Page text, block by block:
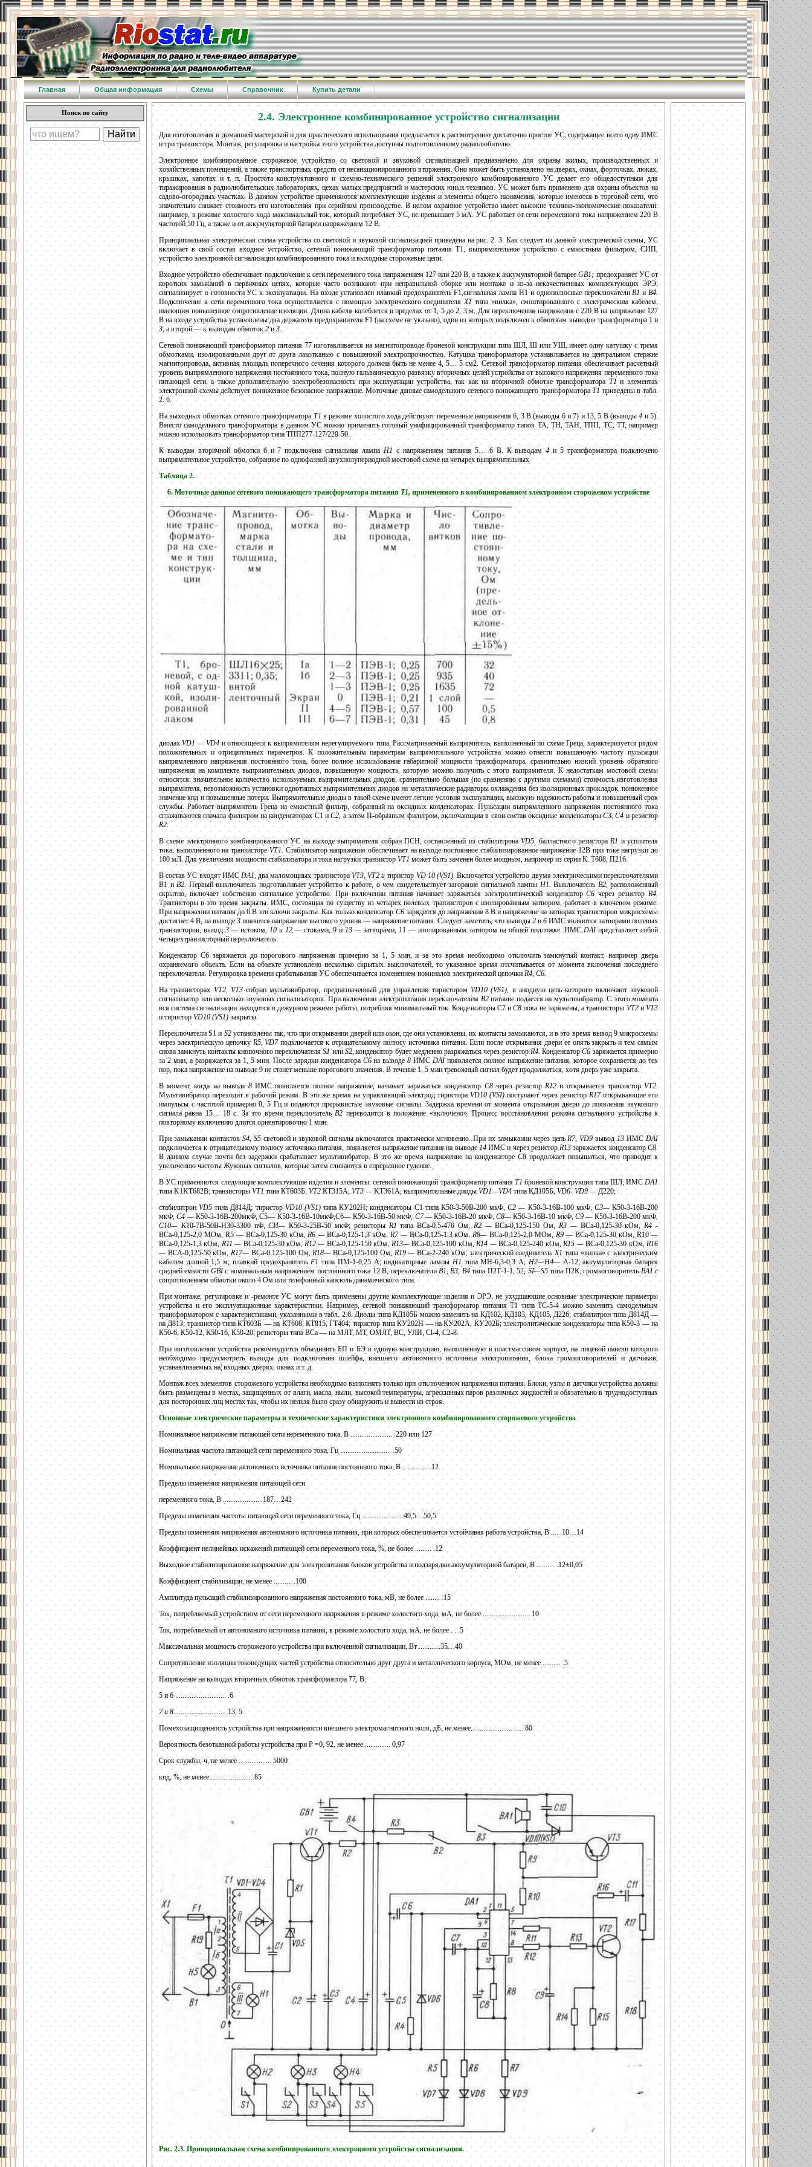
Главная Общая информация Схемы Справочник Купить детали
Поиск по сайту 2.4. Электронное комбинированное устройство сигнализации
Для изготовления в домашней мастерской и для практического использования предлагается к рассмотрению достаточно простое УС, содержащее всего одну ИМС
и три транзистора. Монтаж, регулировка и настройка этого устройства доступны подготовленному радиолюбителю.
Электронное комбинированное сторожевое устройство со световой и звуковой сигнализацией предназначено для охраны жилых, производственных и
хозяйственных помещений, а также транспортных средств от несанкционированного вторжения. Оно может быть установлено на дверях, окнах, форточках, люках,
крышках, капотах и т. п. Простота конструктивного и схемно-технического решений электронного комбинированного УС делает его общедоступным для
тиражирования в радиолюбительских лабораториях, цехах малых предприятий и мастерских юных техников. УС может быть применено для охраны объектов на
садово-огородных участках. В данном устройстве применяются комплектующие изделия и элементы общего назначения, которые имеются в торговой сети, что
значительно снижает стоимость его изготовления при серийном производстве. В целом охранное устройство имеет высокие технико-экономические показатели:
например, в режиме холостого хода максимальный ток, который потребляет УС, не превышает 5 мА. УС работает от сети переменного тока напряжением 220 В
частотой 50 Гц, а также и от аккумуляторной батареи напряжением 12 В.
Принципиальная электрическая схема устройства со световой и звуковой сигнализацией приведена на рис. 2. 3. Как следует из данной электрической схемы, УС
включает в свой состав входное устройство, сетевой понижающий трансформатор питания Т1, выпрямительное устройство с емкостным фильтром, СИП,
устройство электронной сигнализации комбинированного тока и выходные сторожевые цепи.
Входное устройство обеспечивает подключение к сети переменного тока напряжением 127 или 220 В, а также к аккумуляторной батарееGB1; предохраняет УС от
коротких замыканий в первичных цепях, которые часто возникают при неправильной сборке или монтаже и из-за некачественных комплектующих ЭРЭ;
сигнализирует о готовности УС к эксплуатации. На входе установлен плавкий предохранитель F1,сигнальная лампа Н1 и однополюсные переключателиВ1иВ4.
Подключение к сети переменного тока осуществляется с помощью электрического соединителяX1 типа «вилка», смонтированного с электрическим кабелем,
имеющим повышенное сопротивление изоляции. Длина кабеля колеблется в пределах от 1, 5 до 2, 3 м. Для переключения напряжения с 220 В на напряжение 127
В на входе устройства установлены два держателя предохранителя F1 (на схеме не указано), один из которых подключен к обмоткам выводов трансформатора 1 и
3, а второй — к выводам обмоток 2 и 3.
Сетевой понижающий трансформатор питания 77 изготавливается на магнитопроводе броневой конструкции типа ШЛ, Ш или УШ, имеет одну катушку с тремя
обмотками, изолированными друг от друга лакотканью с повышенной электропрочностью. Катушка трансформатора устанавливается на центральном стержне
магнитопровода, активная площадь поперечного сечения которого должна быть не менее 4, 5… 5 см2. Сетевой трансформатор питания обеспечивает расчетный
уровень выпрямленного напряжения постоянного тока, полную гальваническую развязку вторичных цепей устройства от высокого напряжения переменного тока
питающей сети, а также дополнительную электробезопасность при эксплуатации устройства, так как на вторичной обмотке трансформатора Т1 и элементах
электронной схемы действует пониженное безопасное напряжение. Моточные данные самодельного сетевого понижающего трансформатораТ1 приведены в табл.
2. 6.
На выходных обмотках сетевого трансформатора Т1в режиме холостого хода действуют переменные напряжения 6, 3 В (выводы 6 и 7) и 13, 5 В (выводы4 и 5).
Вместо самодельного трансформатора в данном УС можно применить готовый унифицированный трансформатор типов ТА, ТН, ТАН, ТПП, ТС, ТТ, например
можно использовать трансформатор типа ТПП277-127/220-50.
К выводам вторичной обмотки б и 7 подключена сигнальная лампаH1 с напряжением питания 5… 6 В. К выводам4 и 5 трансформатора подключено
выпрямительное устройство, собранное по однофазной двухполупериодной мостовой схеме на четырех выпрямительных
Таблица 2.
6. Моточные данные сетевого понижающего трансформатора питания Т1, примененного в комбинированном электронном сторожевом устройстве
диодахVD1 — VD4и относящееся к выпрямителям нерегулируемого типа. Рассматриваемый выпрямитель, выполненный по схеме Греца, характеризуется рядом
положительных и отрицательных параметров. К положительным параметрам выпрямительного устройства можно отнести повышенную частоту пульсации
выпрямленного напряжения постоянного тока, более полное использование габаритной мощности трансформатора, сравнительно низкий уровень обратного
напряжения на комплекте выпрямительных диодов, повышенную мощность, которую можно получить с этого выпрямителя. К недостаткам мостовой схемы
относятся: значительное количество используемых выпрямительных диодов, сравнительно большая (по сравнению с другими схемами) стоимость изготовления
выпрямителя, невозможность установки однотипных выпрямительных диодов на металлические радиаторы охлаждения без изоляционных прокладок, пониженное
значение кпд и повышенные потери. Выпрямительные диоды в такой схеме имеют легкие условия эксплуатации, высокую надежность работы и повышенный срок
службы. Работает выпрямитель Греца на емкостный фильтр, собранный на оксидных конденсаторах. Пульсации выпрямленного напряжения постоянного тока
сглаживаются сначала фильтром на конденсаторах С1 иС2,а затем П-образпым фильтром, включающим в свои состав оксидные конденсаторыСЗ, С4 и резистор
R2.
В схеме электронного комбинированного УС на выходе выпрямителя собран ПСН, составленный из стабилитронаVD5. балластного резистораR1 и усилителя
тока, выполненного на транзистореVT1. Стабилизатор напряжения обеспечивает на выходе постоянное стабилизированное напряжение 12В при токе нагрузки до
100 мЛ. Для увеличения мощности стабилизатора и тока нагрузки транзистор VT1 может быть заменен более мощным, например из серии К. Т608, П216.
В состав УС входят ИМС DA1, два маломощных транзистораVT3, VT2 и тиристор VD 10 (VS1). Включается устройство двумя электрическими переключателями
B1 и В2.Первый выключатель подготавливает устройство к работе, о чем свидетельствует загорание сигнальной лампы H1. Выключатель В2,расположенный
скрытно, включает собственно сигнальное устройство. При включении питания начинает заряжаться электролитический конденсаторС6 через резисторR4.
Транзисторы в это время закрыты. ИМС, состоящая по существу из четырех полевых транзисторов с изолированным затвором, работает в ключевом режиме.
При напряжении питания до 6 В эти ключи закрыты. Как только конденсатор С6зарядится до напряжения 8 В и напряжение на затворах транзисторов микросхемы
достигнет 4 В, на выводе 3 появится напряжение высокого уровня — напряжение питания. Следует заметить, что выводы 2 и 6 ИМС являются затворами полевых
транзисторов, вывод 3 —истоком,10 и 12 —стоками, 9 и 13 —затворами, 11 — изолированным затвором на общей подложке. ИМСDAIпредставляет собой
четырехтранзисторный переключатель.
Конденсатор С6 заряжается до порогового напряжения примерно за 1, 5 мин, и за это время необходимо отключить замкнутый контакт, например дверь
охраняемого объекта. Если на объекте установлено несколько скрытых выключателей, то указанное время отсчитывается от момента включения последнего
переключателя. Регулировка времени срабатывания УС обеспечивается изменением номиналов электрической цепочки R4, С6.
На транзисторах VT2, VT3собран мультивибратор, предназначенный для управления тиристором VD10 (VS1), в анодную цепь которого включают звуковой
сигнализатор или несколько звуковых сигнализаторов. При включении электропитания переключателем В2питание подается на мультивибратор. С этого момента
вся система сигнализации находится в дежурном режиме работы, потребляя минимальный ток. Конденсаторы С7 иС8 пока не заряжены, а транзисторыVT2иVT3
и тиристор VD10 (VS1)закрыты.
Переключатели S1 и S2установлены так, что при открывании дверей или окон, где они установлены, их контакты замыкаются, и в это время вывод 9 микросхемы
через электрическую цепочку R5, VD7подключается к отрицательному полюсу источника питания. Если после открывания двери ее опять закрыть и тем самым
снова замкнуть контакты кнопочного переключателяS1 или S2,конденсатор будет медленно разряжаться через резисторR4. КонденсаторС6 заряжается примерно
за 2 мин, а разряжается за 1, 5 мин. После зарядки конденсатора С6на выводе8 ИМС DAIпоявляется полное напряжение питания, которое сохраняется до тех
пор, пока напряжение на выводе 9 не станет меньше порогового значения. В течение 1, 5 мин тревожный сигнал будет продолжаться, хотя дверь уже закрыта.
В момент, когда на выводе 8 ИМС появляется полное напряжение, начинает заряжаться конденсатор С8через резисторR12 и открывается транзисторVT2.
Мультивибратор переходит в рабочий режим. В это же время на управляющий электрод тиристора VD10 (VSI)поступают через резисторR17открывающие его
импульсы с частотой примерно 0, 5 Гц и подаются прерывистые звуковые сигналы. Задержка времени от момента открывания двери до появления звукового
сигнала равна 15… 18 с. За это время переключательВ2 переводится в положение «включено». Процесс восстановления режима сигнального устройства к
повторному включению длится ориентировочно 1 мин.
При замыкании контактов S4, S5световой и звуковой сигналы включаются практически мгновенно. При их замыкании через цепьR7, VD9 вывод13 ИМСDAI
подключается к отрицательному полюсу источника питания, появляется напряжение питания на выводе 14ИМС и через резисторR13 заряжается конденсаторС8.
В данном случае почти без задержки срабатывает мультивибратор. В это же время напряжение на конденсаторе С8 продолжает повышаться, что приводит к
увеличению частоты Жуковых сигналов, которые затем сливаются в епрерывное гудение.
В УС применяются следующие комплектующие изделия и элементы: сетевой понижающий трансформатор питания Т1 броневой конструкции типа ШЛ; ИМС DA1
типа K1KТ682B; транзисторы VT1 тина КТ603Б,VT2 КТ315А, VT3 — KT361A; выпрямительные диоды VD1—VD4 типа КД105Б, VD6- VD9 —Д220;
стабилитронVD5 тина Д814Д; тиристор VD10 (VS1)типа КУ202Н; конденсаторы С1 типа К50-3-50В-200 мкФ,С2 — К50-3-16В-100 мкФ, СЗ—К50-3-16В-200
мкФ,С4 —К50-3-16В-200мкФ, С5— К50-3-16В-10мкФ,С6— К50-3-16В-50 мкФ,С7 —К50-3-16В-20 мкФ,С8— К50-3-16В-10 мкФ,С9 — К50-3-16В-200 мкФ,
С10— К10-7В-50В-Н30-3300 пФ,СИ— К50-3-25В-50 мкФ; резисторы R1 типа ВСа-0.5-470 Ом, R2 —ВСа-0,125-150 Ом,R3 —ВСа-0,125-30 кОм,R4 -
ВСа-0,125-2,0 МОм, R5 — ВСа-0,125-30 кОм, R6 —ВСа-0,125-1,3 кОм,R7 —ВСа-0,125-1,3 кОм,R8— ВСа-0,125-2,0 МОм,R9 —ВСа-0,125-30 кОм, R10—
ВСа-0,125-1,3 кОм, R11 — ВСа-0,125-30 кОм, R12 — ВСа-0,125-150 кОм, R13—ВСа-0,125-100 кОм,R14 —ВСа-0,125-240 кОм,R15 —ВСа-0,125-30 кОм,R16
—ВСА-0,125-50 кОм,R17— ВСа-0,125-100 Ом,R18—ВСа-0,125-100 Ом, R19 — ВСа-2-240 кОм; электрический соединительX1типа «вилка» с электрическим
кабелем длиной 1,5 м; плавкий предохранительF1 типа ПМ-1-0,25 А; индикаторные лампы H1 типа МН-6,3-0,3 А, Н2—Н4—А-12; аккумуляторная батарея
средней емкости GBIс номинальным напряжением постоянного тока 12 В; переключателиВ1, ВЗ, В4типа П2Т-1-1, 52, SI—S5типа П2К; громкоговорительВА1 с
сопротивлением обмотки около 4 Ом или телефонный капсюль динамического типа.
При монтаже, регулировке и -ремонте УС могут быть применены другие комплектующие изделия и ЭРЭ, не ухудшающие основные электрические параметры
устройства и его эксплуатационные характеристики. Например, сетевой понижающий трансформатор питания T1 типа ТС-5-4 можно заменить самодельным
трансформатором с характеристиками, указанными в табл. 2.6. Диоды типа КД105Б можно заменить на КД102, КД103, КД105, Д226; стабилитрон типа Д814Д —
на Д813; транзистор типа КТ603Б — на КТ608, КТ815, ГТ404; тиристор типа КУ202Н — на КУ202А, КУ202Б; электролитические конденсаторы типа К50-3 — на
К50-6, К50-12, К50-16, К50-20; резисторы типа ВСа — на МЛТ, МТ, ОМЛТ, ВС, УЛИ, Cl-4, C2-8.
При изготовлении устройства рекомендуется объединить БП и БЭ в единую конструкцию, выполненную в пластмассовом корпусе, на лицевой панели которого
необходимо предусмотреть выводы для подключения шлейфа, внешнего автономного источника электропитания, блока громкоговорителей и датчиков,
устанавливаемых на¦ входных дверях, окнах и т. д.
Монтаж всех элементов сторожевого устройства необходимо выполнять только при отключенном напряжении питания. Блоки, узлы и датчики устройства должны
быть размещены в местах, защищенных от влаги, масла, ныли, высокой температуры, агрессивных паров различных жидкостей и обязательно в труднодоступных
для посторонних лиц местах так, чтобы их нельзя было сразу обнаружить и вывести из строя.
Основные электрические параметры и технические характеристики электронного комбинированного сторожевого устройства
Номинальное напряжение питающей сети неременного тока, В ....................... .220 или 127
Номинальная частота питающей сети переменного тока, Гц ............................ .50
Номинальное напряжение автономного источника питания постоянного тока, В .............. .12
Пределы изменения напряжения питающей сети
переменного тока, В .................... .187…242
Пределы изменения частоты питающей сети переменного тока, Гц ..................... .49,5…50,5
Пределы изменения напряжения автономного источника питания, при которых обеспечивается устойчивая работа устройства, В .... .10…14
Коэффициент нелинейных искажений питающей сети переменного тока, %, не более ......... .12
Выходное стабилизированное напряжение для электропитания блоков устройства и подзарядки аккумуляторной батареи, В .......... .12±0,05
Коэффициент стабилизации, не менее .......... .100
Амплитуда пульсаций стабилизированного напряжения постоянного тока, мВ, не более ........ .15
Ток, потребляемый устройством от сети переменного напряжения в режиме холостого хода, мА, не более .......................... 10
Ток, потребляемый от автономного источника питания, в режиме холостого хода, мА, не более . . .5
Максимальная мощность сторожевого устройства при включенной сигнализации, Вт .......... .35…40
Сопротивление изоляции токоведущих частей устройства относительно друг друга и металлического корпуса, МОм, не менее .......... .5
Напряжение на выводах вторичных обмоток трансформатора 77, В:
5 и б ............................ .6
7 и 8............................. 13, 5
Помехозащищенность устройства при напряженности внешнего электромагнитного ноля, дБ, не менее............................. 80
Вероятность безотказной работы устройства при Р =0, 92, не менее............... 0,97
Срок службы, ч, не менее .................. 5000
кпд, %, не менее ........................85
Рис. 2.3. Принципиальная схема комбинированного электронного устройства сигнализации.